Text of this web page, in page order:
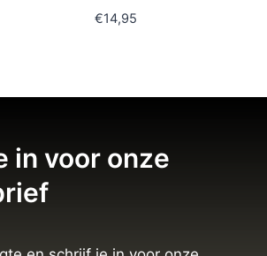
€14,95
in voor onze